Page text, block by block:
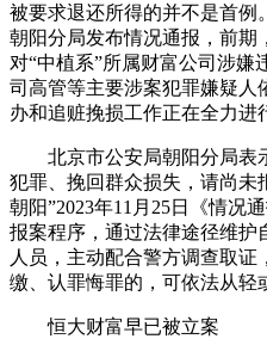
被要求退还所得的并不是首例
朝阳分局发布情况通报，前期
对“中植系”所属财富公司涉
司高管等主要涉案犯罪嫌疑人
办和追赃挽损工作正在全力进
北京市公安局朝阳分局表
犯罪、挽回群众损失，请尚未
朝阳”2023年11月25日《情况
报案程序，通过法律途径维护
人员，主动配合警方调查取
缴、认罪悔罪的，可依法从轻
恒大财富早已被立案